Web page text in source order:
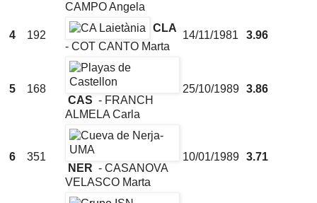
CAMPO Angela
4 192
CLA
- COT CANTO Marta
14/11/1981 3.96
5
168
CAS - FRANCH
ALMELA Carla
25/10/1989 3.86
6
351
NER - CASANOVA
VELASCO Marta
10/01/1989 3.71